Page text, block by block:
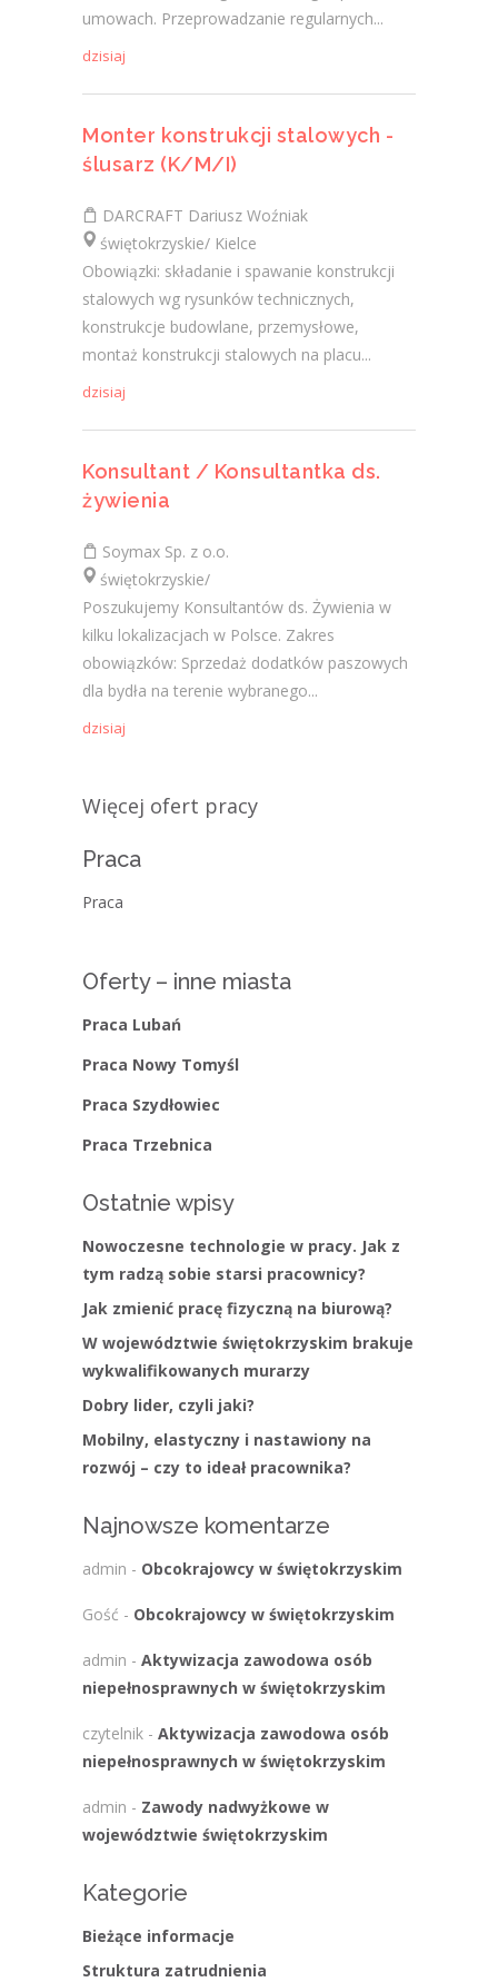
umowach. Przeprowadzanie regularnych...
dzisiaj
Monter konstrukcji stalowych -
ślusarz (K/M/I)
DARCRAFT Dariusz Woźniak
świętokrzyskie/ Kielce
Obowiązki: składanie i spawanie konstrukcji
stalowych wg rysunków technicznych,
konstrukcje budowlane, przemysłowe,
montaż konstrukcji stalowych na placu...
dzisiaj
Konsultant / Konsultantka ds.
żywienia
Soymax Sp. z o.o.
świętokrzyskie/
Poszukujemy Konsultantów ds. Żywienia w
kilku lokalizacjach w Polsce. Zakres
obowiązków: Sprzedaż dodatków paszowych
dla bydła na terenie wybranego...
dzisiaj
Więcej ofert pracy
Praca
Praca
Oferty – inne miasta
Praca Lubań
Praca Nowy Tomyśl
Praca Szydłowiec
Praca Trzebnica
Ostatnie wpisy
Nowoczesne technologie w pracy. Jak z
tym radzą sobie starsi pracownicy?
Jak zmienić pracę fizyczną na biurową?
W województwie świętokrzyskim brakuje
wykwalifikowanych murarzy
Dobry lider, czyli jaki?
Mobilny, elastyczny i nastawiony na
rozwój – czy to ideał pracownika?
Najnowsze komentarze
admin - Obcokrajowcy w świętokrzyskim
Gość - Obcokrajowcy w świętokrzyskim
admin - Aktywizacja zawodowa osób
niepełnosprawnych w świętokrzyskim
czytelnik - Aktywizacja zawodowa osób
niepełnosprawnych w świętokrzyskim
admin - Zawody nadwyżkowe w
województwie świętokrzyskim
Kategorie
Bieżące informacje
Struktura zatrudnienia